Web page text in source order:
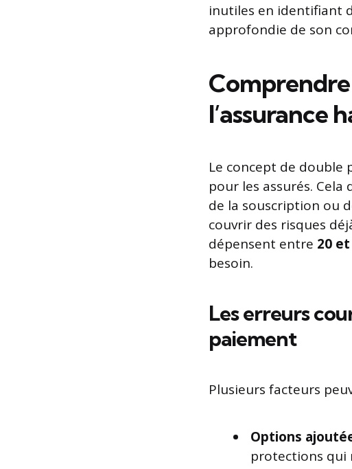
inutiles en identifiant
approfondie de son
l’assurance
Le concept de
pour les assurés.
de la souscription ou
couvrir des risques
dépensent entre 20
besoin.
Les erreurs
paiement
Plusieurs facteurs
Options
protections qui